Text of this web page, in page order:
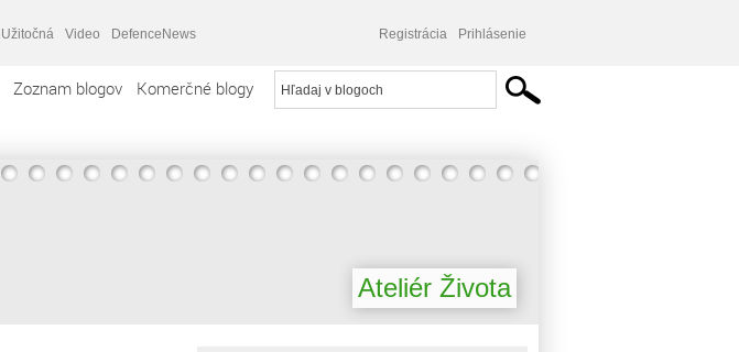
Užitočná Video DefenceNews Registrácia Prihlásenie
Zoznam blogov Komerčné blogy
Ateliér Života